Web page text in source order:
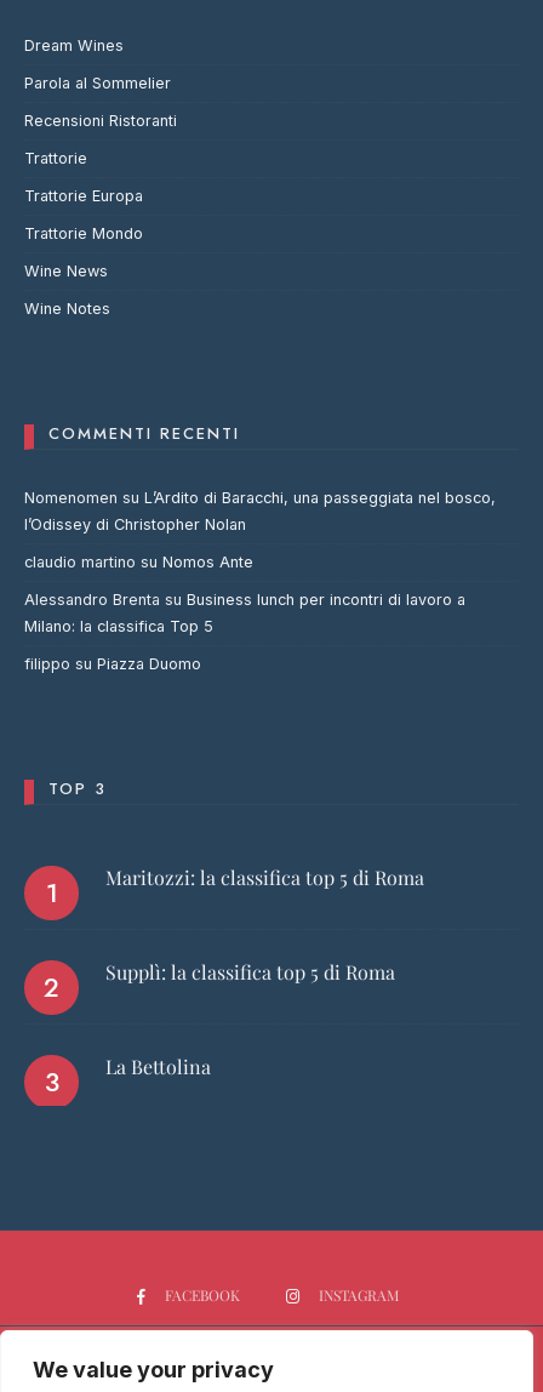
We value your privacy
Dream Wines
Parola al Sommelier
Recensioni Ristoranti
Trattorie
Trattorie Europa
Trattorie Mondo
Wine News
Wine Notes
COMMENTI RECENTI
Nomenomen su L’Ardito di Baracchi, una passeggiata nel bosco,
l’Odissey di Christopher Nolan
claudio martino su Nomos Ante
Alessandro Brenta su Business lunch per incontri di lavoro a
Milano: la classifica Top 5
filippo su Piazza Duomo
TOP 3
Maritozzi: la classifica top 5 di Roma
Supplì: la classifica top 5 di Roma
La Bettolina
FACEBOOK INSTAGRAM
HOME CHI SIAMO